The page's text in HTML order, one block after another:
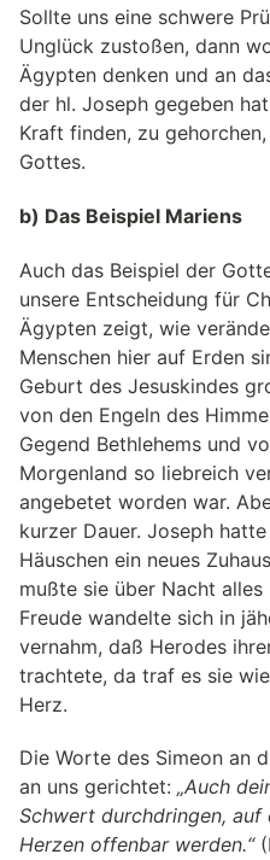
Sollte uns eine schwere
Unglück zustoßen, dann
Ägypten denken und an
der hl. Joseph gegeben
Kraft finden, zu
Gottes.
b) Das Beispiel Mariens
Auch das Beispiel der
unsere Entscheidung für
Ägypten zeigt, wie
Menschen hier auf Erden
Geburt des Jesuskindes
von den Engeln des
Gegend Bethlehems und
Morgenland so liebreich
angebetet worden war.
kurzer Dauer. Joseph
Häuschen ein neues
mußte sie über Nacht
Freude wandelte sich in
vernahm, daß Herodes
trachtete, da traf es sie
Herz.
Die Worte des Simeon an
an uns gerichtet: „Auch
Schwert durchdringen, auf
Herzen offenbar werden.“